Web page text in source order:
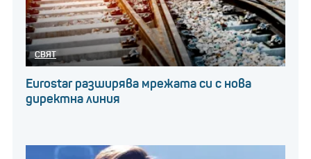
СВЯТ
Eurostar разширява мрежата си с нова
директна линия